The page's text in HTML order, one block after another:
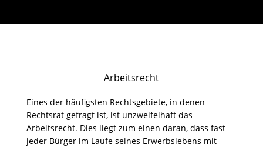
Arbeitsrecht
Eines der häufigsten Rechtsgebiete, in denen
Rechtsrat gefragt ist, ist unzweifelhaft das
Arbeitsrecht. Dies liegt zum einen daran, dass fast
jeder Bürger im Laufe seines Erwerbslebens mit